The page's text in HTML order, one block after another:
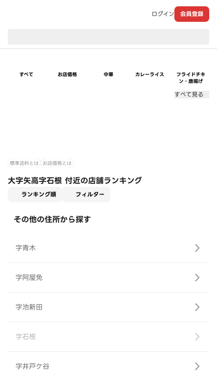
ログイン 会員登録
すべて お店価格 中華 カレーライス
フライドチキ
ン・唐揚げ
すべて見る
標準送料とは お店価格とは
大字矢高字石根 付近の店舗ランキング
ランキング順 フィルター
その他の住所から探す
字青木
字阿屋免
字池新田
字石根
字井戸ケ谷